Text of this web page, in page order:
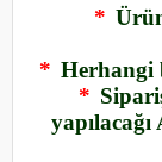
*
* Herhangi
*